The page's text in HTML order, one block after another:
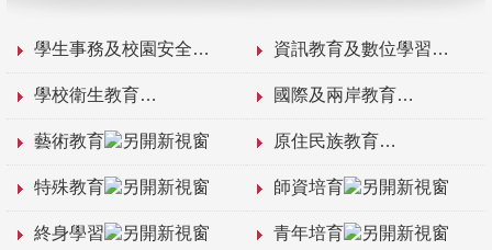
學生事務及校園安全 資訊教育及數位學習
學校衛生教育 國際及兩岸教育
藝術教育 原住民族教育
特殊教育 師資培育
終身學習 青年培育